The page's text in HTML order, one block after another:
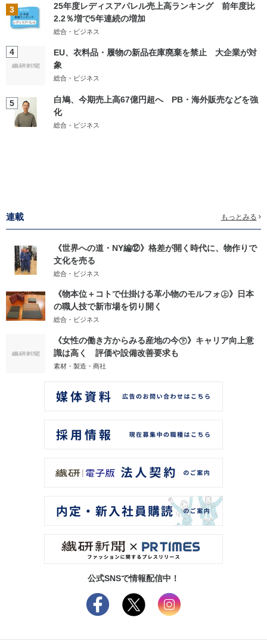
3
25年度レディスアパレル売上高ランキング 前年度比
2.2％増で5年連続の増加
総合・ビジネス
4
EU、衣料品・履物の新品在庫廃棄を禁止 大企業が対
象
総合・ビジネス
5
白鳩、今期売上高67億円超へ PB・海外販売などを強
化
総合・ビジネス
連載 もっとみる
《世界への道・NY編⑫》格差が開く時代に、物作りで
文化を売る
総合・ビジネス
《物本位＋コトで仕掛ける革小物のモルフォ㊤》日本
の職人技で新市場を切り開く
総合・ビジネス
《女性の働き方からみる産地の今㊦》キャリア向上意
識は高く 評価や設備改善要求も
素材・製造・商社
公式SNSで情報配信中！